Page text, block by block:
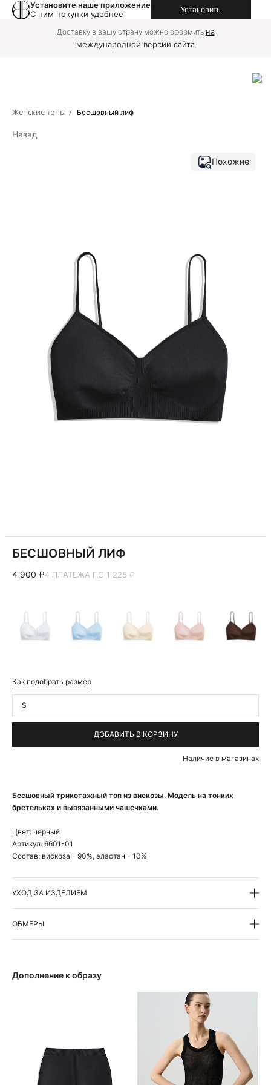
Установите наше приложение
С ним покупки удобнее
Установить
Доставку в вашу страну можно оформить на
международной версии сайта
Женские топы / Бесшовный лиф
Назад
Бесшовный трикотажный топ из вискозы. Модель на тонких
бретельках и вывязанными чашечками.
Цвет: черный
Артикул: 6601-01
Состав: вискоза - 90%, эластан - 10%
УХОД ЗА ИЗДЕЛИЕМ
ОБМЕРЫ
Похожие
БЕСШОВНЫЙ ЛИФ
4 900 ₽4 ПЛАТЕЖА ПО 1 225 ₽
Как подобрать размер
S
ДОБАВИТЬ В КОРЗИНУ
Наличие в магазинах
Дополнение к образу